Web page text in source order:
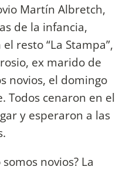
Martín Albretch,
de la infancia,
resto “La Stampa”,
ex marido de
novios, el domingo
Todos cenaron en el
y esperaron a las
novios? La